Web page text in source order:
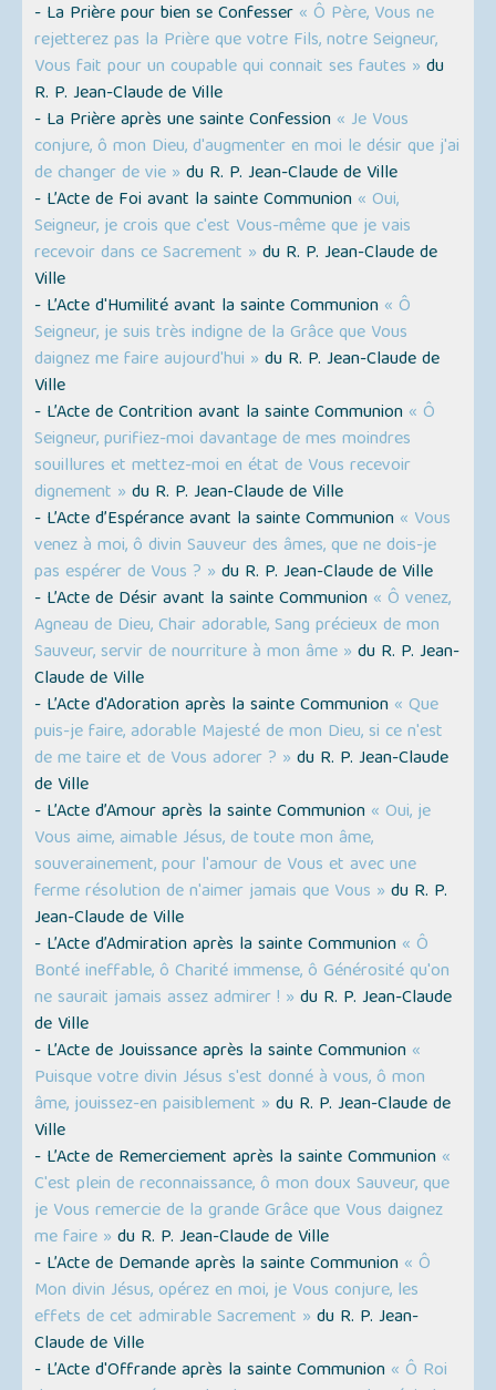
- La Prière pour bien se Confesser « Ô Père, Vous ne
rejetterez pas la Prière que votre Fils, notre Seigneur,
Vous fait pour un coupable qui connait ses fautes » du
R. P. Jean-Claude de Ville
- La Prière après une sainte Confession « Je Vous
conjure, ô mon Dieu, d'augmenter en moi le désir que j'ai
de changer de vie » du R. P. Jean-Claude de Ville
- L’Acte de Foi avant la sainte Communion « Oui,
Seigneur, je crois que c'est Vous-même que je vais
recevoir dans ce Sacrement » du R. P. Jean-Claude de
Ville
- L’Acte d'Humilité avant la sainte Communion « Ô
Seigneur, je suis très indigne de la Grâce que Vous
daignez me faire aujourd'hui » du R. P. Jean-Claude de
Ville
- L’Acte de Contrition avant la sainte Communion « Ô
Seigneur, purifiez-moi davantage de mes moindres
souillures et mettez-moi en état de Vous recevoir
dignement » du R. P. Jean-Claude de Ville
- L’Acte d’Espérance avant la sainte Communion « Vous
venez à moi, ô divin Sauveur des âmes, que ne dois-je
pas espérer de Vous ? » du R. P. Jean-Claude de Ville
- L’Acte de Désir avant la sainte Communion « Ô venez,
Agneau de Dieu, Chair adorable, Sang précieux de mon
Sauveur, servir de nourriture à mon âme » du R. P. Jean-
Claude de Ville
- L’Acte d'Adoration après la sainte Communion « Que
puis-je faire, adorable Majesté de mon Dieu, si ce n'est
de me taire et de Vous adorer ? » du R. P. Jean-Claude
de Ville
- L’Acte d’Amour après la sainte Communion « Oui, je
Vous aime, aimable Jésus, de toute mon âme,
souverainement, pour l'amour de Vous et avec une
ferme résolution de n'aimer jamais que Vous » du R. P.
Jean-Claude de Ville
- L’Acte d’Admiration après la sainte Communion « Ô
Bonté ineffable, ô Charité immense, ô Générosité qu'on
ne saurait jamais assez admirer ! » du R. P. Jean-Claude
de Ville
- L’Acte de Jouissance après la sainte Communion «
Puisque votre divin Jésus s'est donné à vous, ô mon
âme, jouissez-en paisiblement » du R. P. Jean-Claude de
Ville
- L’Acte de Remerciement après la sainte Communion «
C'est plein de reconnaissance, ô mon doux Sauveur, que
je Vous remercie de la grande Grâce que Vous daignez
me faire » du R. P. Jean-Claude de Ville
- L’Acte de Demande après la sainte Communion « Ô
Mon divin Jésus, opérez en moi, je Vous conjure, les
effets de cet admirable Sacrement » du R. P. Jean-
Claude de Ville
- L’Acte d'Offrande après la sainte Communion « Ô Roi